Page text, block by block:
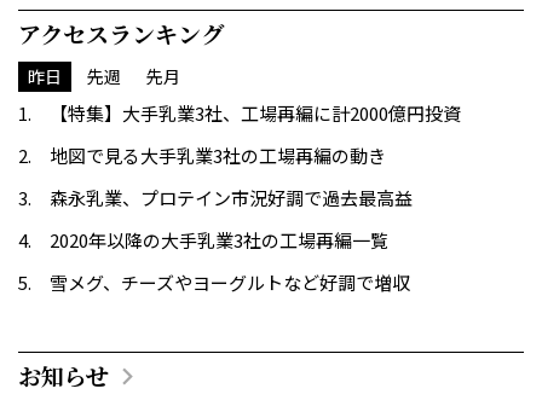
アクセスランキング
昨日 先週 先月
【特集】大手乳業3社、工場再編に計2000億円投資
地図で見る大手乳業3社の工場再編の動き
森永乳業、プロテイン市況好調で過去最高益
2020年以降の大手乳業3社の工場再編一覧
雪メグ、チーズやヨーグルトなど好調で増収
お知らせ